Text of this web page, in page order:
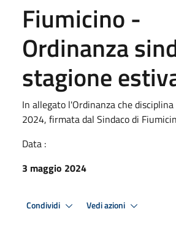
Fiumicino -
Ordinanza
stagione
In allegato l'Ordinanza che
2024, firmata dal Sindaco di
Data :
3 maggio 2024
Condividi Vedi azioni